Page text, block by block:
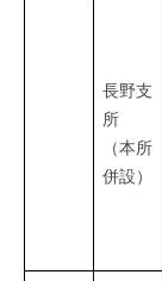
長野支
所
（本所
併設）